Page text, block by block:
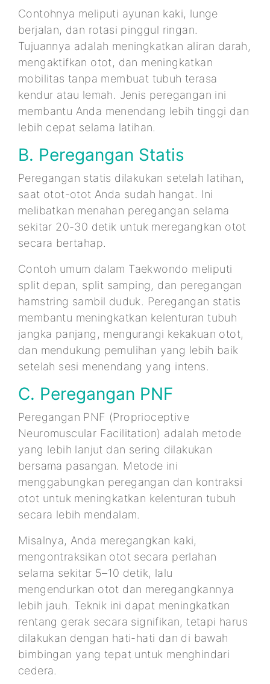
Contohnya meliputi ayunan kaki, lunge
berjalan, dan rotasi pinggul ringan.
Tujuannya adalah meningkatkan aliran darah,
mengaktifkan otot, dan meningkatkan
mobilitas tanpa membuat tubuh terasa
kendur atau lemah. Jenis peregangan ini
membantu Anda menendang lebih tinggi dan
lebih cepat selama latihan.
B. Peregangan Statis
Peregangan statis dilakukan setelah latihan,
saat otot-otot Anda sudah hangat. Ini
melibatkan menahan peregangan selama
sekitar 20-30 detik untuk meregangkan otot
secara bertahap.
Contoh umum dalam Taekwondo meliputi
split depan, split samping, dan peregangan
hamstring sambil duduk. Peregangan statis
membantu meningkatkan kelenturan tubuh
jangka panjang, mengurangi kekakuan otot,
dan mendukung pemulihan yang lebih baik
setelah sesi menendang yang intens.
C. Peregangan PNF
Peregangan PNF (Proprioceptive
Neuromuscular Facilitation) adalah metode
yang lebih lanjut dan sering dilakukan
bersama pasangan. Metode ini
menggabungkan peregangan dan kontraksi
otot untuk meningkatkan kelenturan tubuh
secara lebih mendalam.
Misalnya, Anda meregangkan kaki,
mengontraksikan otot secara perlahan
selama sekitar 5–10 detik, lalu
mengendurkan otot dan meregangkannya
lebih jauh. Teknik ini dapat meningkatkan
rentang gerak secara signifikan, tetapi harus
dilakukan dengan hati-hati dan di bawah
bimbingan yang tepat untuk menghindari
cedera.